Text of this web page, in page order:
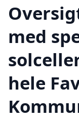
med
hele